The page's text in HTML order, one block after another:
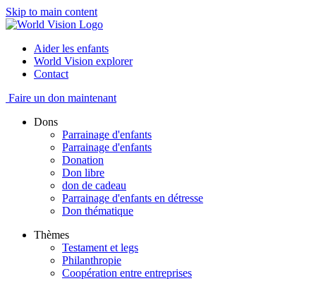
Skip to main content
Aider les enfants
World Vision explorer
Contact
Faire un don maintenant
Dons
Parrainage d'enfants
Parrainage d'enfants
Donation
Don libre
don de cadeau
Parrainage d'enfants en détresse
Don thématique
Thèmes
Testament et legs
Philanthropie
Coopération entre entreprises